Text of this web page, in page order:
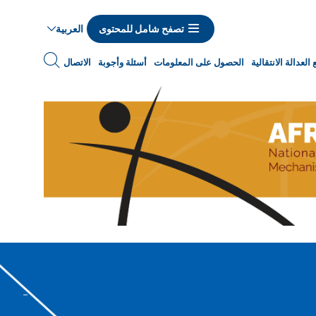
تصفح شامل للمحتوى العربية
الانتقالية الحصول على المعلومات أسئلة وأجوبة الاتصال